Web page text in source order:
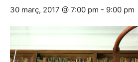
30 març, 2017 @ 7:00 pm - 9:00 pm